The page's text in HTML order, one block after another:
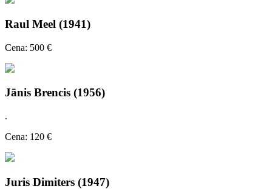
Raul Meel (1941)
Cena: 500 €
Jānis Brencis (1956)
.
Cena: 120 €
Juris Dimiters (1947)